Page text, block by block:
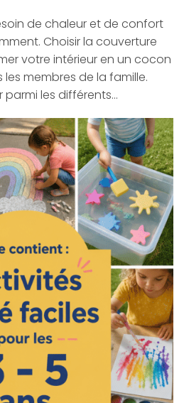
de chaleur et de confort
Choisir la couverture
votre intérieur en un cocon
membres de la famille.
parmi les différents…